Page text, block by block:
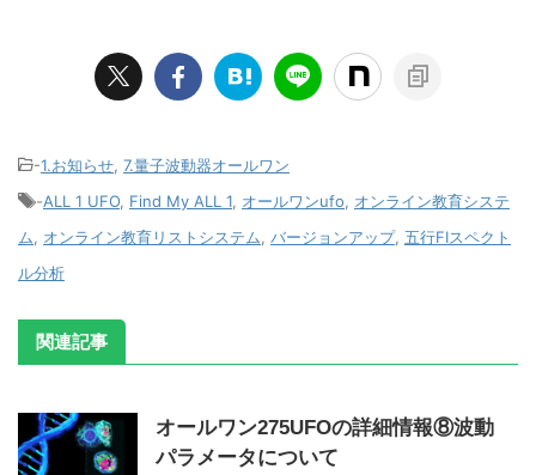
-1.お知らせ 7.量子波動器オールワン
-ALL 1 UFO Find My ALL 1 オールワンufo
オンライン教育システ
ム
オンライン教育リストシステム バージョンアップ, 五行FIスペクト
ル分析
関連記事
オールワン275UFOの詳細情報⑧波動
パラメータについて